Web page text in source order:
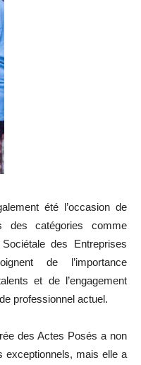
été l’occasion de
des catégories comme
des Entreprises
de l’importance
et de l’engagement
professionnel actuel.
des Actes Posés a non
exceptionnels, mais elle a